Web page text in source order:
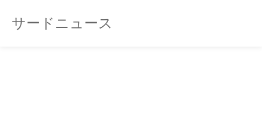
サードニュース